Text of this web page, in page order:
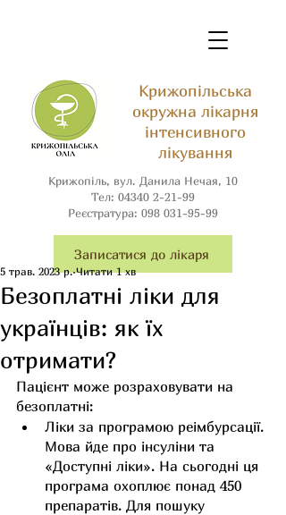
Крижопільська
окружна лікарня
інтенсивного
лікування
Крижопіль, вул. Данила Нечая, 10
Тел: 04340 2-21-99
Реєстратура: 098 031-95-99
Записатися до лікаря
Безоплатні ліки для
українців: як їх
отримати?
5 трав. 2023 р. Читати 1 хв
Пацієнт може розраховувати на
безоплатні:
Ліки за програмою реімбурсації.
Мова йде про інсуліни та
«Доступні ліки». На сьогодні ця
програма охоплює понад 450
препаратів. Для пошуку